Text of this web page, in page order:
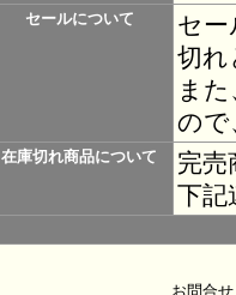
セールについて
セ
切れ
ま
ので
在庫切れ商品について
完
下記
お問合